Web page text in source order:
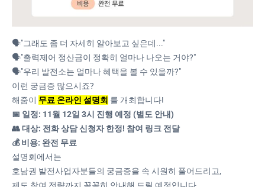
🗣️"그래도 좀 더 자세히 알아보고 싶은데..."
🗣️"출력제어 정산금이 정확히 얼마나 나오는 거야?"
🗣️"우리 발전소는 얼마나 혜택을 볼 수 있을까?"
이런 궁금증 많으시죠?
해줌이 무료 온라인 설명회 를 개최합니다!
📅 일정: 11월 12일 3시 진행 예정 (별도 안내)
👥 대상: 전화 상담 신청자 한정! 참여 링크 전달
💰 비용: 완전 무료
설명회에서는
호남권 발전사업자분들의 궁금증을 속 시원히 풀어드리고,